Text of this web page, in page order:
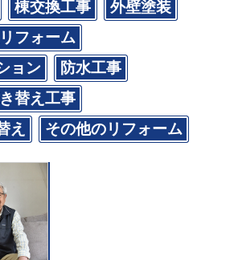
棟交換工事
外壁塗装
フォーム
ョン
防水工事
替え工事
え
その他のリフォーム